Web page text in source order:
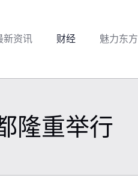
新资讯 财经 魅力东方
隆重举行